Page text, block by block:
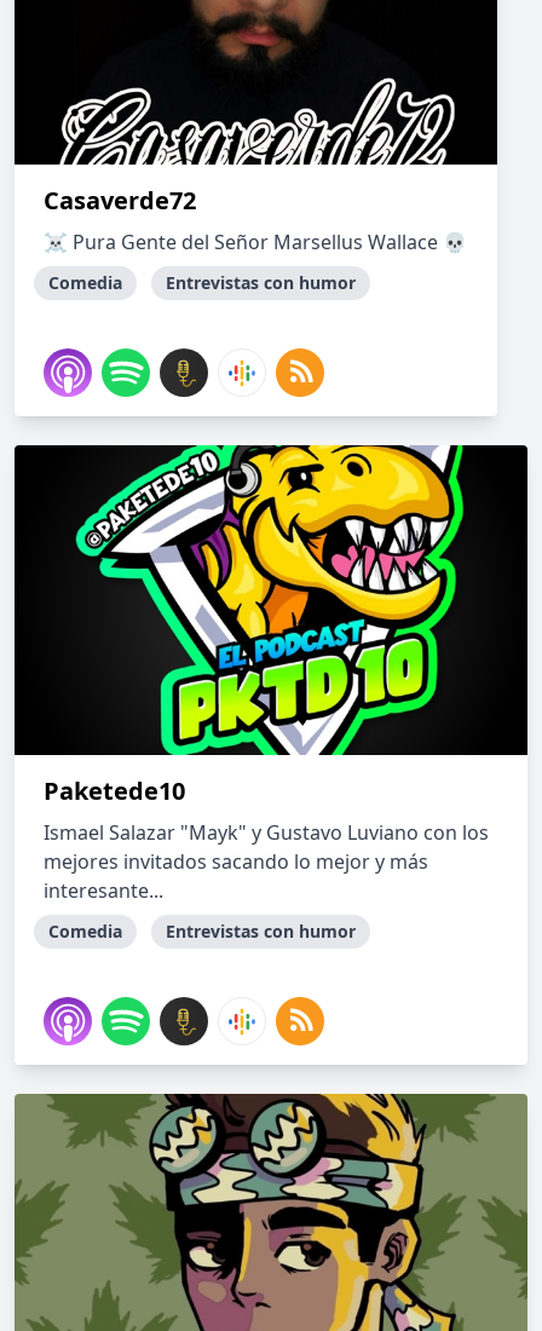
Casaverde72
☠️ Pura Gente del Señor Marsellus Wallace 💀
Comedia Entrevistas con humor
Paketede10
Ismael Salazar "Mayk" y Gustavo Luviano con los
mejores invitados sacando lo mejor y más
interesante...
Comedia Entrevistas con humor